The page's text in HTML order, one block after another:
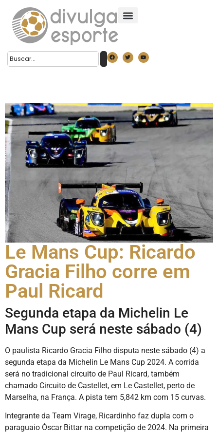
Le Mans Cup: Ricardo
Gracia Filho corre em
Paul Ricard
Segunda etapa da Michelin Le
Mans Cup será neste sábado (4)
O paulista Ricardo Gracia Filho disputa neste sábado (4) a
segunda etapa da Michelin Le Mans Cup 2024. A corrida
será no tradicional circuito de Paul Ricard, também
chamado Circuito de Castellet, em Le Castellet, perto de
Marselha, na França. A pista tem 5,842 km com 15 curvas.
Integrante da Team Virage, Ricardinho faz dupla com o
paraguaio Óscar Bittar na competição de 2024. Na primeira